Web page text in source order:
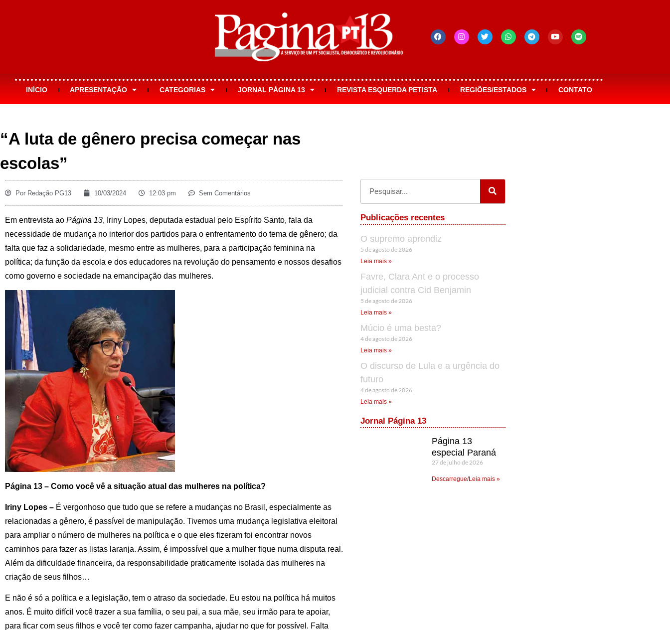
INÍCIO APRESENTAÇÃO CATEGORIAS JORNAL PÁGINA 13 REVISTA ESQUERDA PETISTA REGIÕES/ESTADOS CONTATO
“A luta de gênero precisa começar nas
escolas”
Por Redação PG13 10/03/2024 12:03 pm Sem Comentários
Em entrevista ao Página 13, Iriny Lopes, deputada estadual pelo Espírito Santo, fala da
necessidade de mudança no interior dos partidos para o enfrentamento do tema de gênero; da
falta que faz a solidariedade, mesmo entre as mulheres, para a participação feminina na
política; da função da escola e dos educadores na revolução do pensamento e nossos desafios
como governo e sociedade na emancipação das mulheres.
Página 13 – Como você vê a situação atual das mulheres na política?
Iriny Lopes – É vergonhoso que tudo que se refere a mudanças no Brasil, especialmente as
relacionadas a gênero, é passível de manipulação. Tivemos uma mudança legislativa eleitoral
para ampliar o número de mulheres na política e o que eles fizeram foi encontrar novos
caminhos para fazer as listas laranja. Assim, é impossível que a mulher fique numa disputa real.
Além da dificuldade financeira, da responsabilidade praticamente isolada das mulheres na
criação de seus filhos…
E não é só a política e a legislação, tem o atraso da sociedade. Eu estou na política há muitos
anos. É muito difícil você trazer a sua família, o seu pai, a sua mãe, seu irmão para te apoiar,
para ficar com seus filhos e você ter como fazer campanha, ajudar no que for possível. Falta
Publicações recentes
O supremo aprendiz
5 de agosto de 2026
Leia mais »
Favre, Clara Ant e o processo
judicial contra Cid Benjamin
5 de agosto de 2026
Leia mais »
Múcio é uma besta?
4 de agosto de 2026
Leia mais »
O discurso de Lula e a urgência do
futuro
4 de agosto de 2026
Leia mais »
Jornal Página 13
Página 13
especial Paraná
27 de julho de 2026
Descarregue/Leia mais »